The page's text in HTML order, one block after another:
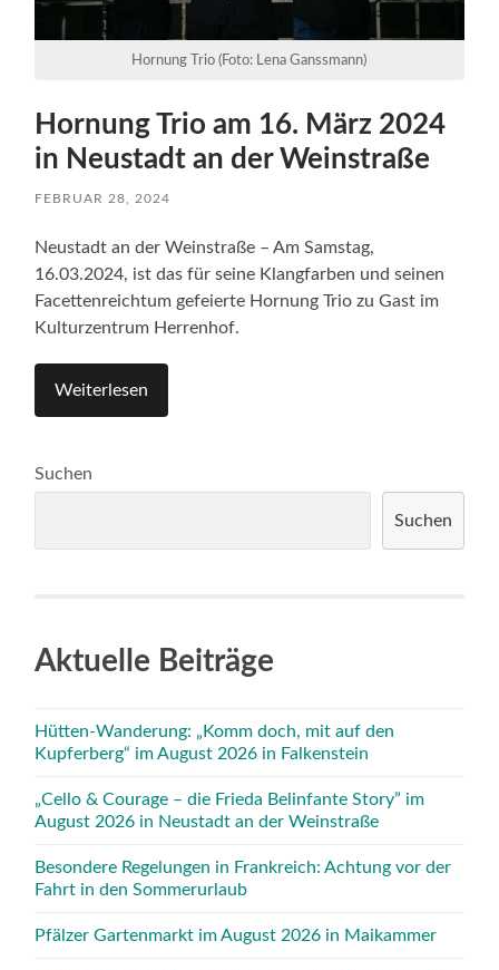
Hornung Trio (Foto: Lena Ganssmann)
Hornung Trio am 16. März 2024
in Neustadt an der Weinstraße
FEBRUAR 28, 2024
Neustadt an der Weinstraße – Am Samstag,
16.03.2024, ist das für seine Klangfarben und seinen
Facettenreichtum gefeierte Hornung Trio zu Gast im
Kulturzentrum Herrenhof.
Weiterlesen
Suchen
Suchen
Aktuelle Beiträge
Hütten-Wanderung: „Komm doch, mit auf den
Kupferberg“ im August 2026 in Falkenstein
„Cello & Courage – die Frieda Belinfante Story” im
August 2026 in Neustadt an der Weinstraße
Besondere Regelungen in Frankreich: Achtung vor der
Fahrt in den Sommerurlaub
Pfälzer Gartenmarkt im August 2026 in Maikammer